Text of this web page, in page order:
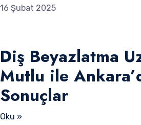
16 Şubat 2025
Diş Beyazlatma
Mutlu ile
Sonuçlar
Oku »